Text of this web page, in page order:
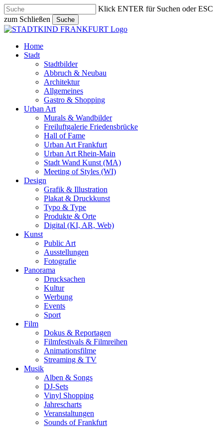
Skip
to
main
content
Klick ENTER für Suchen oder ESC
zum Schließen
Suche
Close
search
Menu
Home
Stadt
Stadtbilder
Abbruch & Neubau
Architektur
Allgemeines
Gastro & Shopping
Urban Art
Murals & Wandbilder
Freiluftgalerie Friedensbrücke
Hall of Fame
Urban Art Frankfurt
Urban Art Rhein-Main
Stadt Wand Kunst (MA)
Meeting of Styles (WI)
Design
Grafik & Illustration
Plakat & Druckkunst
Typo & Type
Produkte & Orte
Digital (KI, AR, Web)
Kunst
Public Art
Ausstellungen
Fotografie
Panorama
Drucksachen
Kultur
Werbung
Events
Sport
Film
Dokus & Reportagen
Filmfestivals & Filmreihen
Animationsfilme
Streaming & TV
Musik
Alben & Songs
DJ-Sets
Vinyl Shopping
Jahrescharts
Veranstaltungen
Sounds of Frankfurt